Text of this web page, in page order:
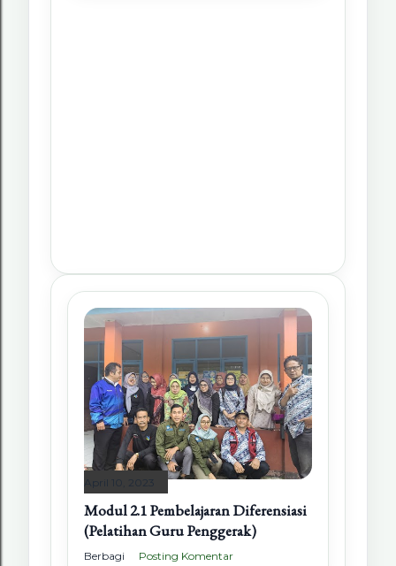
April 10, 2023
Modul 2.1 Pembelajaran Diferensiasi
(Pelatihan Guru Penggerak)
Berbagi Posting Komentar